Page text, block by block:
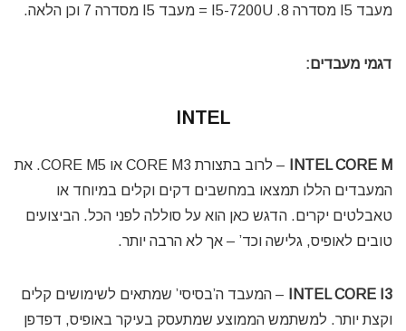
מעבד I5 מסדרה 8. I5-7200U = מעבד I5 מסדרה 7 וכן הלאה.
דגמי מעבדים:
INTEL
INTEL CORE M
– לרוב בתצורת CORE M3 או CORE M5. את
המעבדים הללו תמצאו במחשבים דקים וקלים במיוחד או
טאבלטים יקרים. הדגש כאן הוא על סוללה לפני הכל. הביצועים
טובים לאופיס, גלישה וכד’ – אך לא הרבה יותר.
INTEL CORE I3
– המעבד ה’בסיסי’ שמתאים לשימושים קלים
וקצת יותר. למשתמש הממוצע שמתעסק בעיקר באופיס, דפדפן